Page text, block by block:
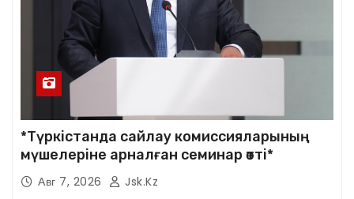
*Түркістанда сайлау комиссияларының
мүшелеріне арналған семинар өтті*
Авг 7, 2026 Jsk.kz